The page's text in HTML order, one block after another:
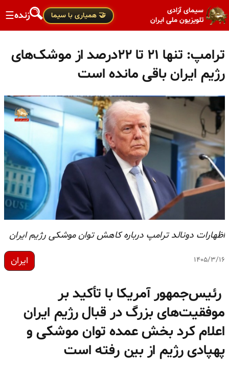
سیمای آزادی
تلویزیون ملی ایران
🤝 همیاری با سیما زنده☰
ترامپ: تنها ۲۱ تا ۲۲درصد از موشک‌های
رژیم ایران باقی مانده است
اظهارات دونالد ترامپ درباره کاهش توان موشکی رژیم ایران
۱۴۰۵/۳/۱۶ ایران
رئیس‌جمهور آمریکا با تأکید بر
موفقیت‌های بزرگ در قبال رژیم ایران
اعلام کرد بخش عمده توان موشکی و
پهپادی رژیم از بین رفته است